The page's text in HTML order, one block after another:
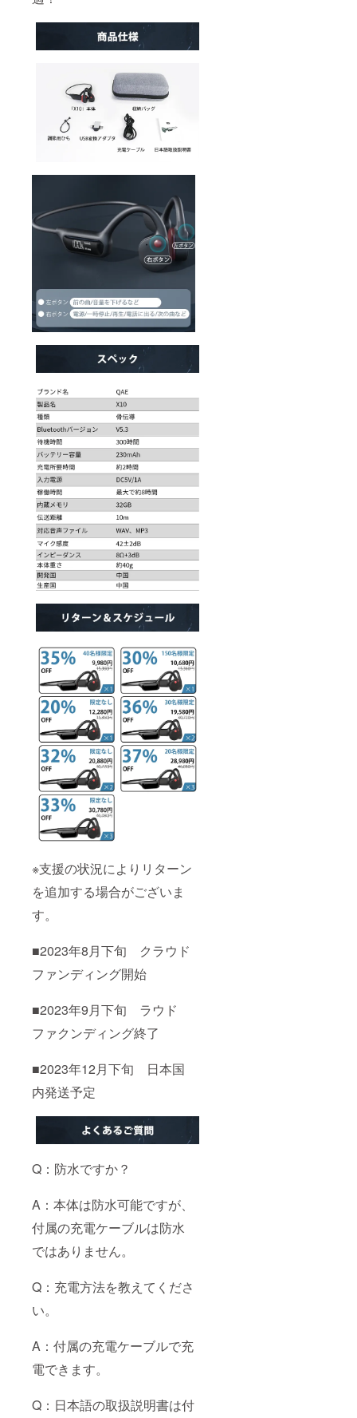
※支援の状況によりリターン
を追加する場合がございま
す。
■2023年8月下旬 クラウド
ファンディング開始
■2023年9月下旬 ラウド
ファクンディング終了
■2023年12月下旬 日本国
内発送予定
Q：防水ですか？
A：本体は防水可能ですが、
付属の充電ケーブルは防水
ではありません。
Q：充電方法を教えてくださ
い。
A：付属の充電ケーブルで充
電できます。
Q：日本語の取扱説明書は付